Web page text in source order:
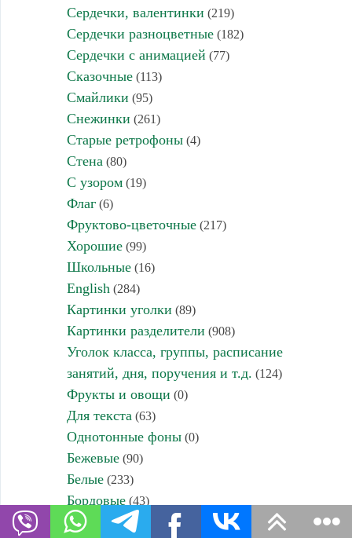
Сердечки, валентинки (219)
Сердечки разноцветные(182)
Сердечки с анимацией (77)
Сказочные(113)
Смайлики (95)
Снежинки (261)
Старые ретрофоны(4)
Стена (80)
С узором(19)
Флаг(6)
Фруктово-цветочные(217)
Хорошие(99)
Школьные(16)
English (284)
Картинки уголки (89)
Картинки разделители (908)
Уголок класса, группы, расписание
занятий, дня, поручения и т.д. (124)
Фрукты и овощи (0)
Для текста (63)
Однотонные фоны(0)
Бежевые(90)
Белые(233)
Бордовые(43)
Голубые(233)